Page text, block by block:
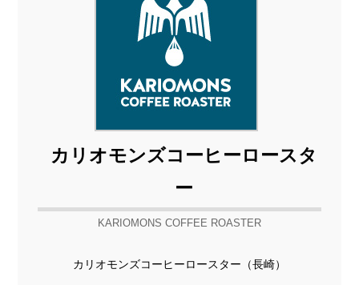
カリオモンズコーヒーロースタ
ー
KARIOMONS COFFEE ROASTER
カリオモンズコーヒーロースター（長崎）